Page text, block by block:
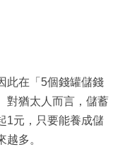
此在「5個錢罐儲錢
對猶太人而言，儲蓄
1元，只要能養成儲
多。